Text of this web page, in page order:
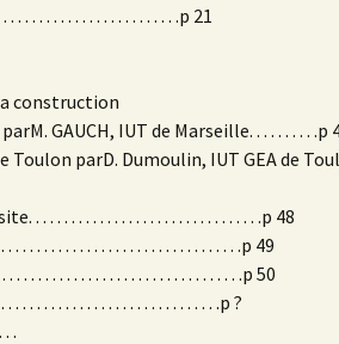
. . . . . . . . . . . . . . . . . . . . . . .p 21
construction
GAUCH, IUT de Marseille. . . . . . . . . .p
parD. Dumoulin, IUT GEA de
. . . . . . . . . . . . . . . . . . . . . . . . . . . . . .p 48
. . . . . . . . . . . . . . . . . . . . . . . . . . . .p 49
. . . . . . . . . . . . . . . . . . . . . . . . . . . . .p 50
. . . . . . . . . . . . . . . . . . . . . . . . . . .p ?
.